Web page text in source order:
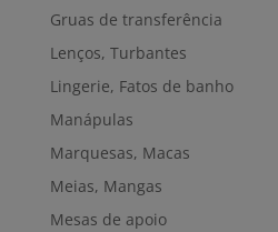
Gruas de transferência
Lenços, Turbantes
Lingerie, Fatos de banho
Manápulas
Marquesas, Macas
Meias, Mangas
Mesas de apoio